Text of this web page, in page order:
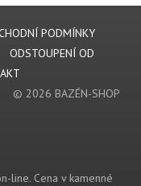
PODMÍNKY
ODSTOUPENÍ OD
© 2026 BAZÉN-SHOP
line. Cena v kamenné